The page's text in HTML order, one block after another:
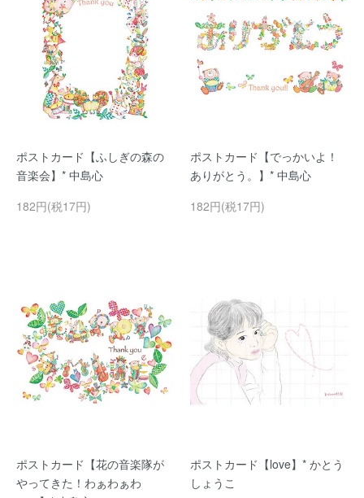
ポストカード【ふしぎの森の
音楽会】* 中島心
182円(税17円)
ポストカード【でっかいよ！
ありがとう。】* 中島心
182円(税17円)
ポストカード【花の音楽隊が
やってきた！わぁわぁわ
ポストカード【love】* かとう
しょうこ